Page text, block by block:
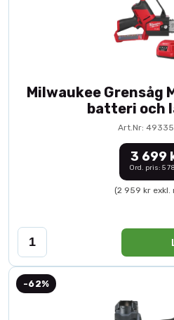
Milwaukee Grensåg
batteri och
Art.Nr:
3 699
Ord. pris: 5
(2 959 kr exkl.
-62%